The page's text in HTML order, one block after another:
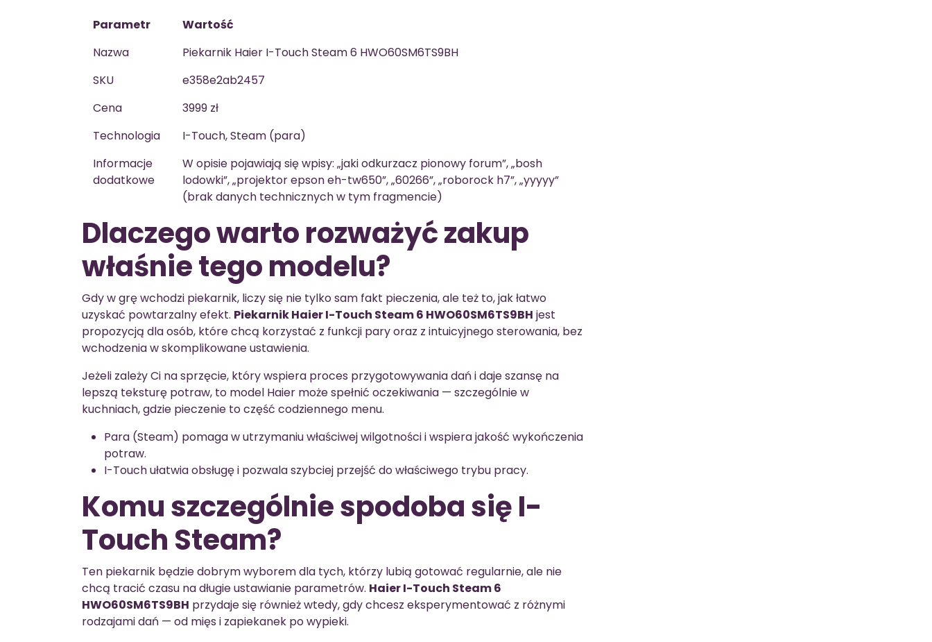
Parametr
Wartość
Nazwa
Piekarnik Haier I-Touch Steam 6 HWO60SM6TS9BH
SKU
e358e2ab2457
Cena
3999 zł
Technologia
I-Touch, Steam (para)
Informacje
dodatkowe
W opisie pojawiają się wpisy: „jaki odkurzacz pionowy forum”, „bosh
lodowki”, „projektor epson eh-tw650”, „60266”, „roborock h7”, „yyyyy”
(brak danych technicznych w tym fragmencie)
Dlaczego warto rozważyć zakup
właśnie tego modelu?
Gdy w grę wchodzi piekarnik, liczy się nie tylko sam fakt pieczenia, ale też to, jak łatwo
uzyskać powtarzalny efekt. Piekarnik Haier I-Touch Steam 6 HWO60SM6TS9BH jest
propozycją dla osób, które chcą korzystać z funkcji pary oraz z intuicyjnego sterowania, bez
wchodzenia w skomplikowane ustawienia.
Jeżeli zależy Ci na sprzęcie, który wspiera proces przygotowywania dań i daje szansę na
lepszą teksturę potraw, to model Haier może spełnić oczekiwania — szczególnie w
kuchniach, gdzie pieczenie to część codziennego menu.
Para (Steam) pomaga w utrzymaniu właściwej wilgotności i wspiera jakość wykończenia
potraw.
I-Touch ułatwia obsługę i pozwala szybciej przejść do właściwego trybu pracy.
Komu szczególnie spodoba się I-
Touch Steam?
Ten piekarnik będzie dobrym wyborem dla tych, którzy lubią gotować regularnie, ale nie
chcą tracić czasu na długie ustawianie parametrów. Haier I-Touch Steam 6
HWO60SM6TS9BH przydaje się również wtedy, gdy chcesz eksperymentować z różnymi
rodzajami dań — od mięs i zapiekanek po wypieki.